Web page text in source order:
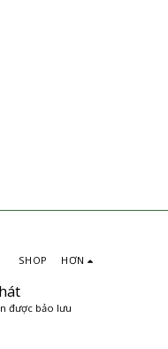
được bảo lưu
SHOP HƠN